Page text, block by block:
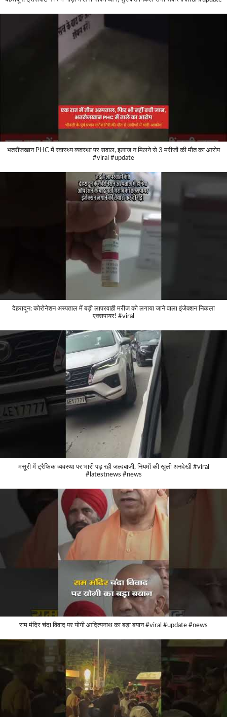
भतरौंजखान PHC में स्वास्थ्य व्यवस्था पर सवाल, इलाज न मिलने से 3 मरीजों की मौत का आरोप
#viral #update
देहरादून: कोरोनेशन अस्पताल में बड़ी लापरवाही मरीज को लगाया जाने वाला इंजेक्शन निकला
एक्सपायर! #viral
मसूरी में ट्रैफिक व्यवस्था पर भारी पड़ रही जल्दबाजी, नियमों की खुली अनदेखी #viral
#latestnews #news
राम मंदिर चंदा विवाद पर योगी आदित्यनाथ का बड़ा बयान #viral #update #news